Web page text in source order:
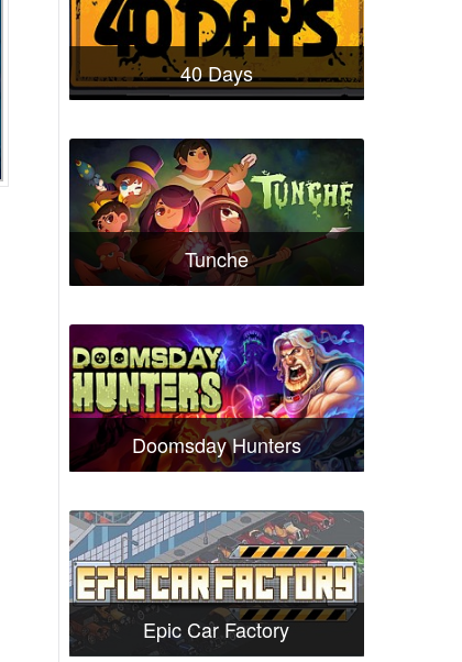
40 Days
Tunche
Doomsday Hunters
Epic Car Factory